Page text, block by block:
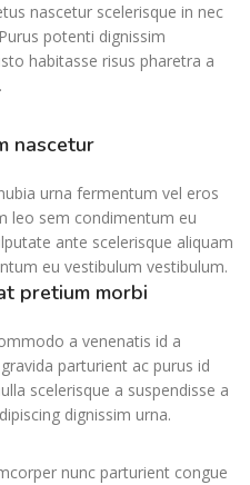
nascetur scelerisque in nec
potenti dignissim
habitasse risus pharetra a
nascetur
urna fermentum vel eros
leo sem condimentum eu
ante scelerisque aliquam
eu vestibulum vestibulum.
pretium morbi
a venenatis id a
parturient ac purus id
scelerisque a suspendisse a
dignissim urna.
nunc parturient congue